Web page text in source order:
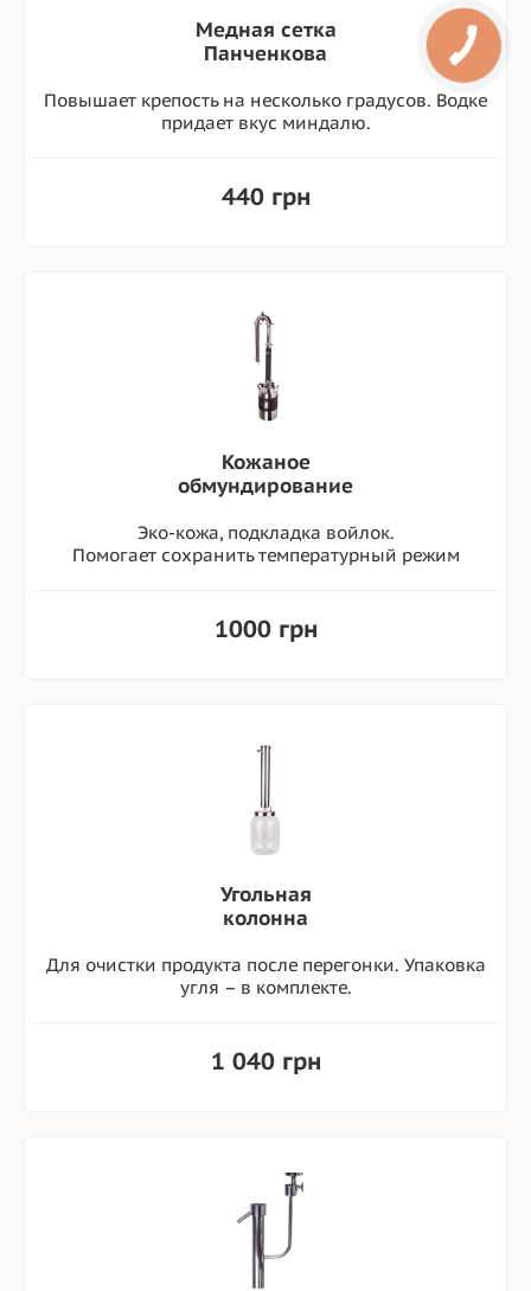
Медная сетка
Панченкова
Повышает крепость на несколько градусов. Водке
придает вкус миндалю.
440 грн
Кожаное
обмундирование
Эко-кожа, подкладка войлок.
Помогает сохранить температурный режим
1000 грн
Угольная
колонна
Для очистки продукта после перегонки. Упаковка
угля – в комплекте.
1 040 грн